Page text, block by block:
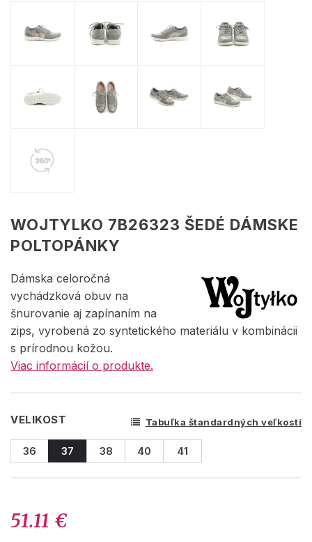
WOJTYLKO 7B26323 ŠEDÉ DÁMSKE
POLTOPÁNKY
Dámska celoročná
vychádzková obuv na
šnurovanie aj zapínaním na
zips, vyrobená zo syntetického materiálu v kombinácii
s prírodnou kožou.
Viac informácií o produkte.
VELIKOST Tabuľka štandardných veľkostí
36 37 38 40 41
51.11 €